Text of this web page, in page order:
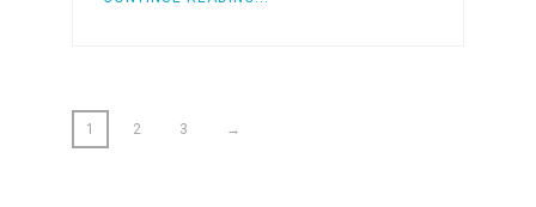
1 2 3 →